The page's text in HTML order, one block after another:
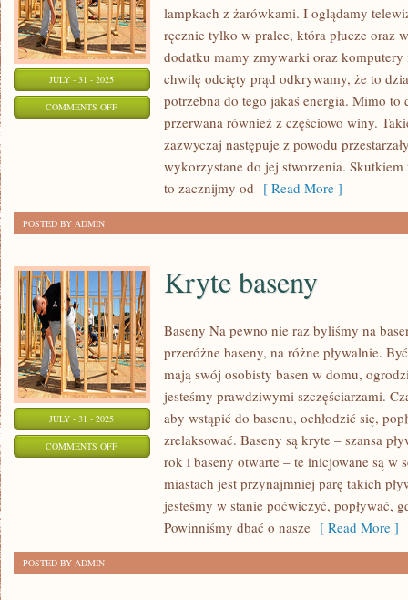
JULY - 31 - 2025
COMMENTS OFFON
OŚWIETLENIE
lampkach z żarówkami. I oglądamy
ręcznie tylko w pralce, która płucze oraz
dodatku mamy zmywarki oraz
chwilę odcięty prąd odkrywamy, że to
potrzebna do tego jakaś energia. Mimo to
przerwana również z częściowo winy.
zazwyczaj następuje z powodu
wykorzystane do jej stworzenia.
to zacznijmy od [ Read More ]
POSTED BY ADMIN
JULY - 31 - 2025
COMMENTS OFFON
Kryte baseny
Baseny Na pewno nie raz byliśmy na
przeróżne baseny, na różne pływalnie.
mają swój osobisty basen w domu,
jesteśmy prawdziwymi szczęściarzami.
aby wstąpić do basenu, ochłodzić się,
zrelaksować. Baseny są kryte – szansa
rok i baseny otwarte – te inicjowane są w
miastach jest przynajmniej parę takich
jesteśmy w stanie poćwiczyć, popływać,
Powinniśmy dbać o nasze [ Read More ]
POSTED BY ADMIN